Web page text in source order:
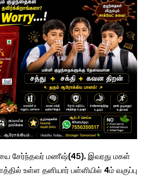
சேர்ந்தவர் மணீஷ்(45). இவரது மகள்
உள்ள தனியார் பள்ளியில் 4ம் வகுப்பு